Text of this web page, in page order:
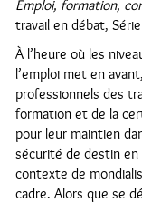
Emploi, formation,
travail en débat,
À l’heure où les
l’emploi met en
professionnels des
formation et de la
pour leur maintien
sécurité de destin en
contexte de
cadre. Alors que se